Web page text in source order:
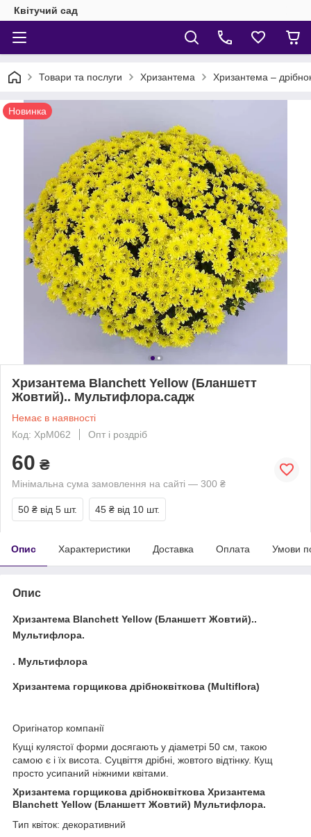
Квітучий сад
Товари та послуги Хризантема Хризантема –
Новинка
Хризантема Blanchett Yellow (Бланшетт
Жовтий).. Мультифлора.садж
Немає в наявності
Код: ХрМ062
Опт і роздріб
60 ₴
Мінімальна сума замовлення на сайті — 300 ₴
50 ₴ від 5 шт. 45 ₴ від 10 шт.
Опис Характеристики Доставка Оплата Умови
Опис
Хризантема Blanchett Yellow (Бланшетт Жовтий)..
Мультифлора.
. Мультифлора
Хризантема горщикова дрібноквіткова (Multiflora)
Оригінатор компанії
Кущі кулястої форми досягають у діаметрі 50 см, такою
самою є і їх висота. Суцвіття дрібні, жовтого відтінку. Кущ
просто усипаний ніжними квітами.
Хризантема горщикова дрібноквіткова Хризантема
Blanchett Yellow (Бланшетт Жовтий) Мультифлора.
Тип квіток: декоративний